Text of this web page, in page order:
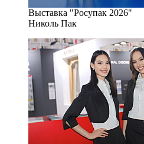
Выставка "Росупак 2026"
Николь Пак